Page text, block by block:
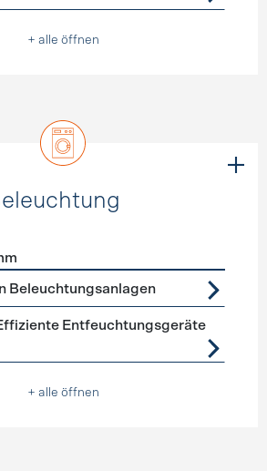
+ alle öffnen
Geräte, Beleuchtung
Beleuchtungsanlagen
Entfeuchtungsgeräte
+ alle öffnen